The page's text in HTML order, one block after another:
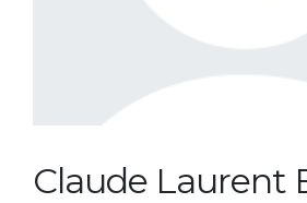
Claude Laurent